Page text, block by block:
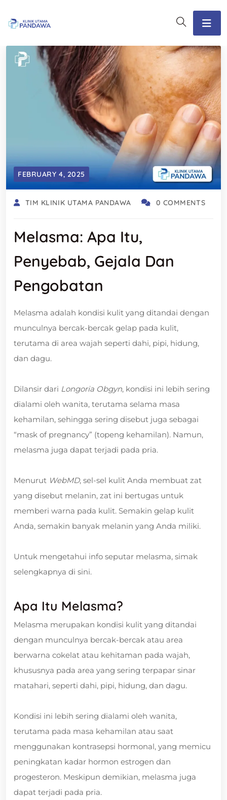
FEBRUARY 4, 2025
TIM KLINIK UTAMA PANDAWA 0 COMMENTS
Melasma: Apa Itu,
Penyebab, Gejala Dan
Pengobatan
Melasma adalah kondisi kulit yang ditandai dengan
munculnya bercak-bercak gelap pada kulit,
terutama di area wajah seperti dahi, pipi, hidung,
dan dagu.
Dilansir dari Longoria Obgyn, kondisi ini lebih sering
dialami oleh wanita, terutama selama masa
kehamilan, sehingga sering disebut juga sebagai
“mask of pregnancy” (topeng kehamilan). Namun,
melasma juga dapat terjadi pada pria.
Menurut WebMD, sel-sel kulit Anda membuat zat
yang disebut melanin, zat ini bertugas untuk
memberi warna pada kulit. Semakin gelap kulit
Anda, semakin banyak melanin yang Anda miliki.
Untuk mengetahui info seputar melasma, simak
selengkapnya di sini.
Apa Itu Melasma?
Melasma merupakan kondisi kulit yang ditandai
dengan munculnya bercak-bercak atau area
berwarna cokelat atau kehitaman pada wajah,
khususnya pada area yang sering terpapar sinar
matahari, seperti dahi, pipi, hidung, dan dagu.
Kondisi ini lebih sering dialami oleh wanita,
terutama pada masa kehamilan atau saat
menggunakan kontrasepsi hormonal, yang memicu
peningkatan kadar hormon estrogen dan
progesteron. Meskipun demikian, melasma juga
dapat terjadi pada pria.